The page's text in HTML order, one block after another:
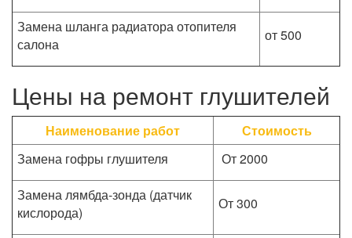
Замена шланга радиатора отопителя
салона
от 500
Цены на ремонт глушителей
Наименование работ
Стоимость
Замена гофры глушителя
От 2000
Замена лямбда-зонда (датчик
кислорода)
От 300